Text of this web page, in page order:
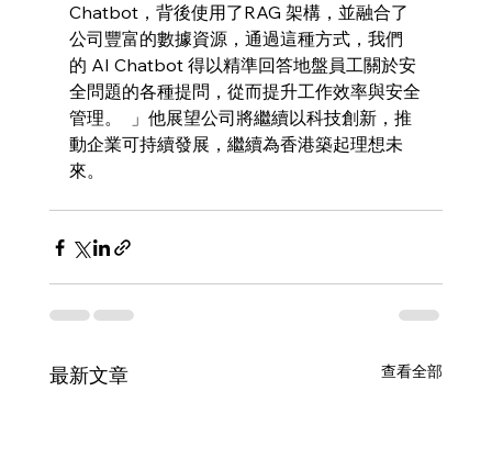
Chatbot，背後使用了RAG 架構，並融合了
公司豐富的數據資源，通過這種方式，我們
的 AI Chatbot 得以精準回答地盤員工關於安
全問題的各種提問，從而提升工作效率與安全
管理。  」他展望公司將繼續以科技創新，推
動企業可持續發展，繼續為香港築起理想未
來。
最新文章 查看全部